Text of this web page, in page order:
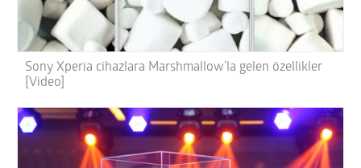
Sony Xperia cihazlara Marshmallow’la gelen özellikler
[Video]